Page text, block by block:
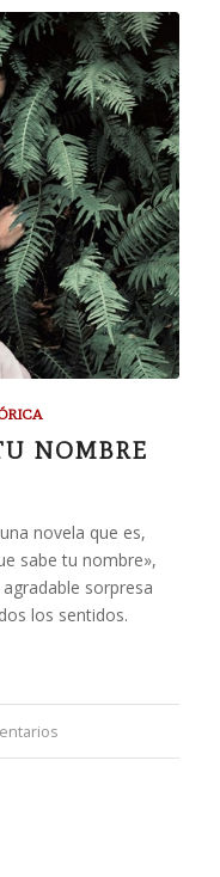
NOMBRE
novela que es,
sabe tu nombre»,
sorpresa
los sentidos.